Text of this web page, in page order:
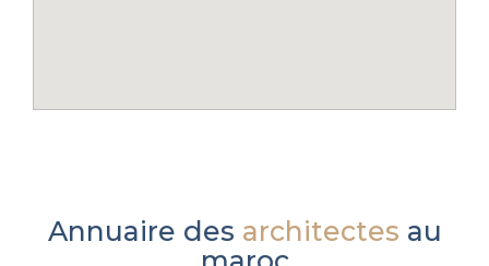
Annuaire des architectes au